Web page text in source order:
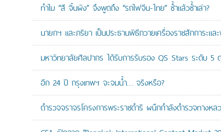
ทำไม “สี จิ้นผิง” จึงพูดถึง “รถไฟจีน-ไทย” ซ้ำแล้วซ้ำเล่า?
นายกฯ และภริยา เป็นประธานพิธีถวายเครื่องราชสักการะ
มหาวิทยาลัยศิลปากร ได้รับการรับรอง QS Stars ระดับ 5
อีก 24 ปี กรุงเทพฯ จะจมน้ำ… จริงหรือ?
ตำรวจจราจรโครงการพระราชดำริ ผนึกกำลังตำรวจทางหล